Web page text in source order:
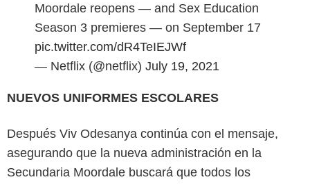
Moordale reopens — and Sex Education
Season 3 premieres — on September 17
pic.twitter.com/dR4TeIEJWf
— Netflix (@netflix) July 19, 2021
NUEVOS UNIFORMES ESCOLARES
Después Viv Odesanya continúa con el mensaje,
asegurando que la nueva administración en la
Secundaria Moordale buscará que todos los